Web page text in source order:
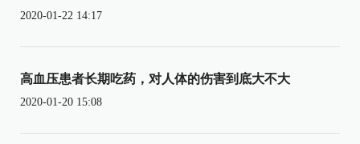
2020-01-22 14:17
高血压患者长期吃药，对人体的伤害到底大不大
2020-01-20 15:08